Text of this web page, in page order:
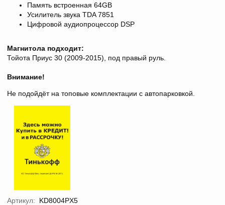
Память встроенная 64GB
Усилитель звука TDA 7851
Цифровой аудиопроцессор DSP
Магнитола подходит:
Тойота Приус 30 (2009-2015), под правый руль.
Внимание!
Не подойдёт на топовые комплектации с автопарковкой.
Артикул: KD8004PX5